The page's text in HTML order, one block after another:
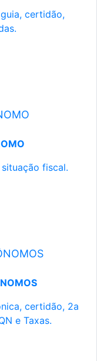
certidão,
fiscal.
certidão, 2a
e Taxas.